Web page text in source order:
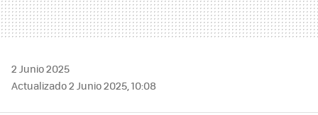
2 Junio 2025
Actualizado 2 Junio 2025, 10:08